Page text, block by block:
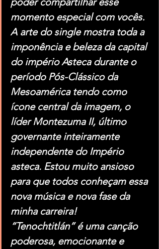
momento especial com vocês.
A arte do single mostra toda a
imponência e beleza da capital
do império Asteca durante o
período Pós-Clássico da
Mesoamérica tendo como
ícone central da imagem, o
líder Montezuma II, último
governante inteiramente
independente do Império
asteca. Estou muito ansioso
para que todos conheçam essa
nova música e nova fase da
minha carreira!
“Tenochtitlán” é uma canção
poderosa, emocionante e